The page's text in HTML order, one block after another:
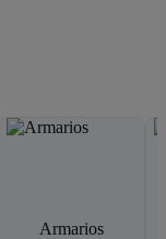
Armarios